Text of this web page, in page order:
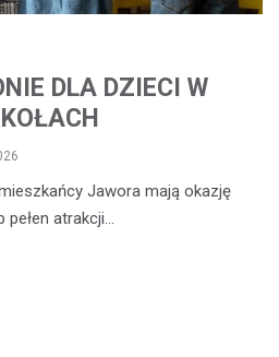
DLA DZIECI W
Jawora mają okazję
pełen atrakcji…